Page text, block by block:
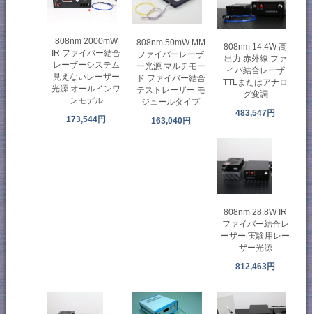
808nm 2000mW
IR ファイバー結合
レーザーシステム
見えないレーザー
光源 オールインワ
ンモデル
173,544円
808nm 50mW MM
ファイバーレーザ
ー光源 マルチモー
ド ファイバー結合
テストレーザー モ
ジュールタイプ
163,040円
808nm 14.4W 高
出力 赤外線 ファ
イバ結合レーザ
TTLまたはアナロ
グ変調
483,547円
808nm 28.8W IR
ファイバー結合レ
ーザー 実験用レー
ザー光源
812,463円